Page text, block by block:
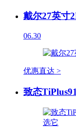
戴尔27英寸
06.30
优惠直达 >
致态